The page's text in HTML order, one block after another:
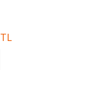
TL